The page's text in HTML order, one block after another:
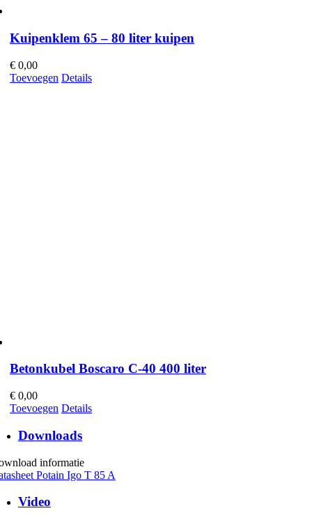
Kuipenklem 65 – 80 liter kuipen
€0,00
Toevoegen Details
Betonkubel Boscaro C-40 400 liter
€0,00
Toevoegen Details
Downloads
informatie
Potain Igo T 85 A
Video